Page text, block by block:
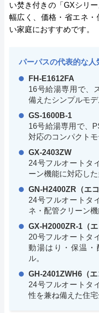
い焚き付きの「GXシリ
幅広く、価格・省エネ
い家庭におすすめです。
パーパスの代表的な人
FH-E1612FA
16号給湯専用で、
備えたシンプルモデ
GS-1600B-1
16号給湯専用で、
対応のコンパクトモ
GX-2403ZW
24号フルオートタ
ーン機能に対応した
GN-H2400ZR（エコ
24号フルオートタ
ネ・配管クリーン
GX-H2000ZR-1（エ
20号フルオートタ
動湯はり・保温・
ル。
GH-2401ZWH6（エ
24号フルオートタ
性を兼ね備えた住宅